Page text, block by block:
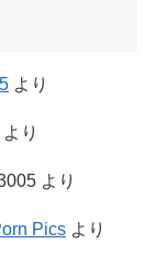
より
より
より
Pics より